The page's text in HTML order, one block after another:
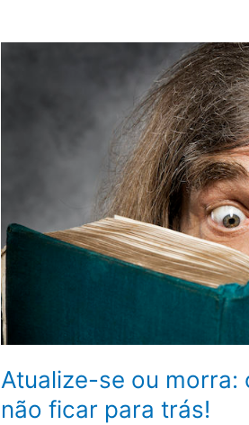
Atualize-se ou morra:
não ficar para trás!
fazer
para
não
ficar
para
trás!